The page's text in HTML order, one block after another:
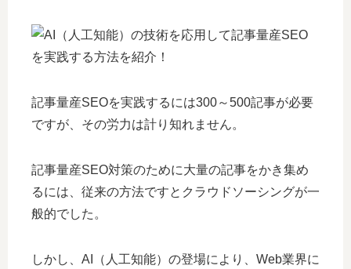
記事量産SEOを実践するには300～500記事が必要
ですが、その労力は計り知れません。
記事量産SEO対策のために大量の記事をかき集め
るには、従来の方法ですとクラウドソーシングが一
般的でした。
しかし、AI（人工知能）の登場により、Web業界に